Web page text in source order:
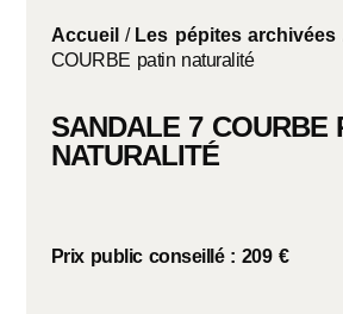
Accueil / Les pépites archivées
COURBE patin naturalité
SANDALE 7 COURBE
NATURALITÉ
Prix public conseillé : 209 €